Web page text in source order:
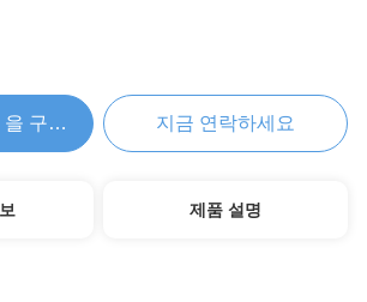
구하라 지금 연락하세요
제품 설명